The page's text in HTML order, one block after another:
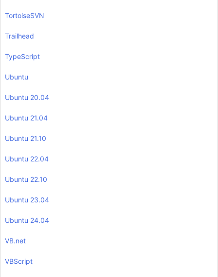
TortoiseSVN
Trailhead
TypeScript
Ubuntu
Ubuntu 20.04
Ubuntu 21.04
Ubuntu 21.10
Ubuntu 22.04
Ubuntu 22.10
Ubuntu 23.04
Ubuntu 24.04
VB.net
VBScript